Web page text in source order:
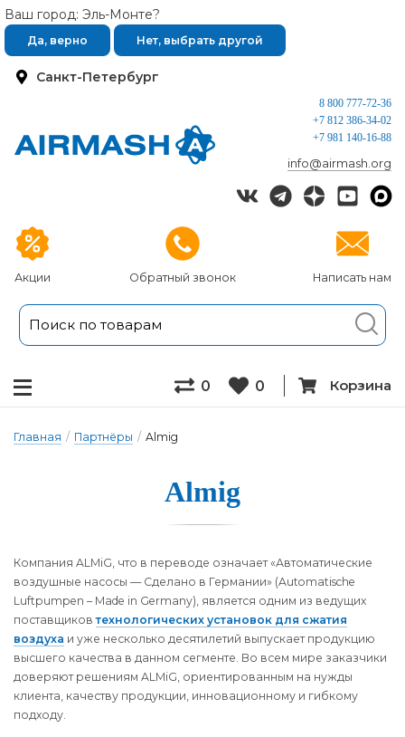
Санкт-Петербург
Ваш город: Эль-Монте?
Да, верно Нет, выбрать другой
Акции Обратный звонок Написать нам
8 800 777-72-36
+7 812 386-34-02
+7 981 140-16-88
info@airmash.org
0 0 Корзина
Главная / Партнёры / Almig
Almig
Компания ALMiG, что в переводе означает «Автоматические
воздушные насосы — Сделано в Германии» (Automatische
Luftpumpen – Made in Germany), является одним из ведущих
поставщиковтехнологических установок для сжатия
воздуха и уже несколько десятилетий выпускает продукцию
высшего качества в данном сегменте. Во всем мире заказчики
доверяют решениям ALMiG, ориентированным на нужды
клиента, качеству продукции, инновационному и гибкому
подходу.